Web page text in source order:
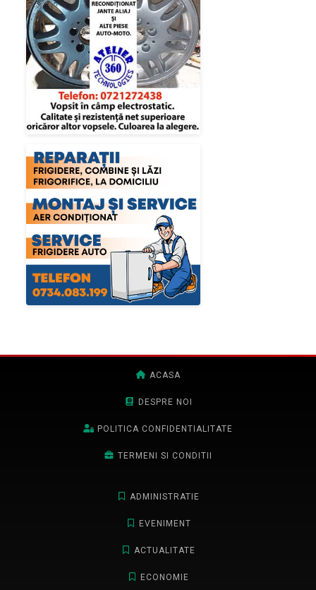
ACASA
DESPRE NOI
POLITICA CONFIDENTIALITATE
TERMENI SI CONDITII
ADMINISTRATIE
EVENIMENT
ACTUALITATE
ECONOMIE